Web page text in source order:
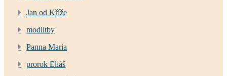
Jan od Kříže
modlitby
Panna Maria
prorok Eliáš